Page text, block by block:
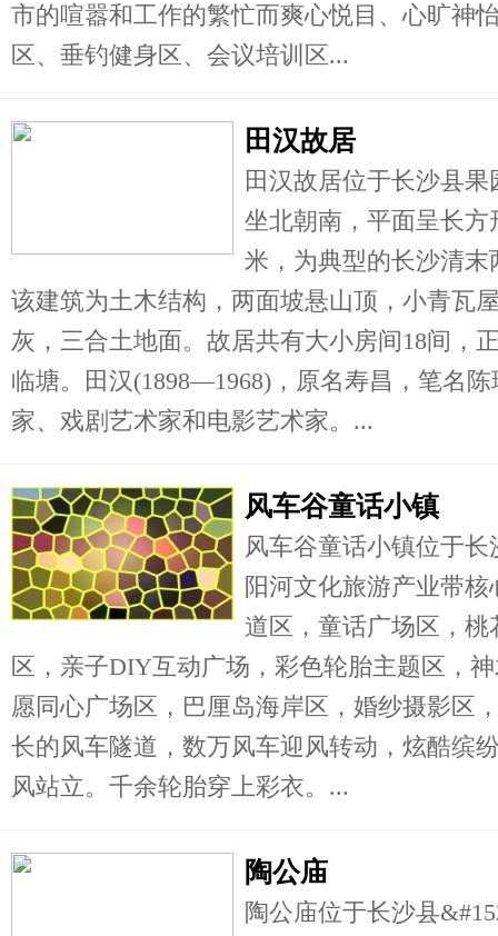
市的喧嚣和工作的繁忙而爽心悦目、心旷神
区、垂钓健身区、会议培训区...
田汉故居
田汉故居位于长沙县
坐北朝南，平面呈长方
米，为典型的长沙清
该建筑为土木结构，两面坡悬山顶，小青瓦
灰，三合土地面。故居共有大小房间18间，
临塘。田汉(1898—1968)，原名寿昌，笔名
家、戏剧艺术家和电影艺术家。...
风车谷童话小镇
风车谷童话小镇位于
阳河文化旅游产业带
道区，童话广场区，
区，亲子DIY互动广场，彩色轮胎主题区，
愿同心广场区，巴厘岛海岸区，婚纱摄影区
长的风车隧道，数万风车迎风转动，炫酷缤
风站立。千余轮胎穿上彩衣。...
陶公庙
陶公庙位于长沙县